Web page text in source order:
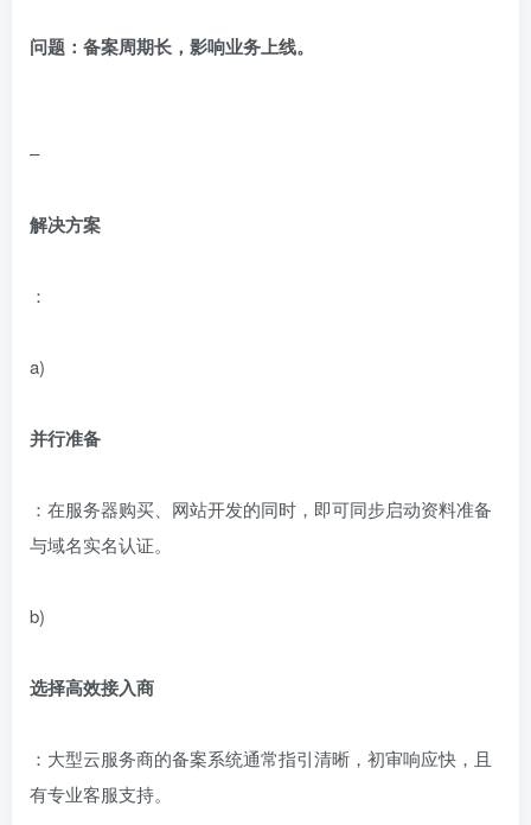
问题：备案周期长，影响业务上线。
–
解决方案
：
a)
并行准备
：在服务器购买、网站开发的同时，即可同步启动资料准备
与域名实名认证。
b)
选择高效接入商
：大型云服务商的备案系统通常指引清晰，初审响应快，且
有专业客服支持。